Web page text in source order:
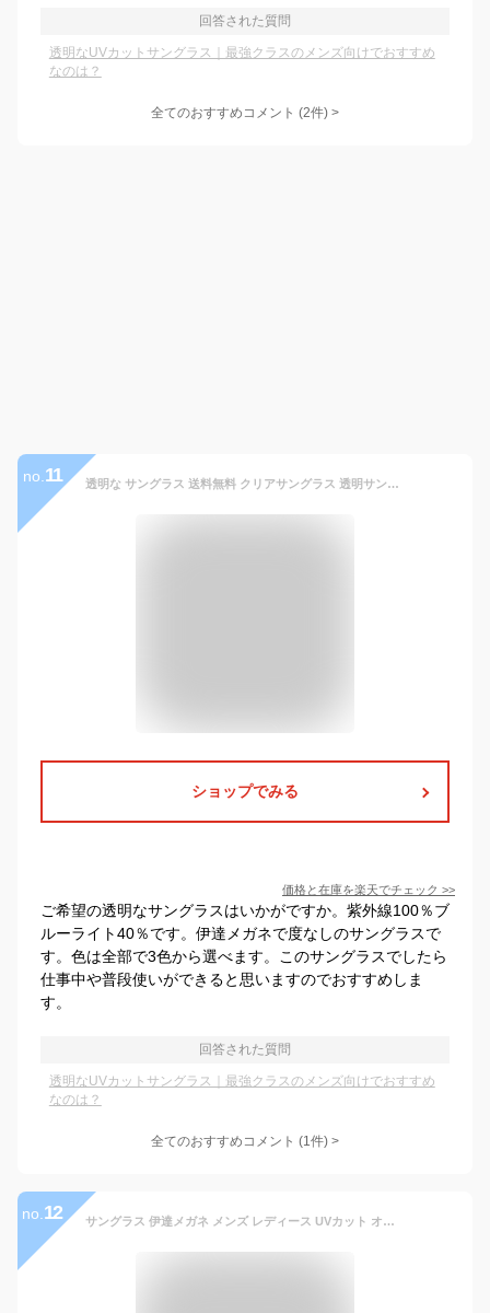
回答された質問
透明なUVカットサングラス｜最強クラスのメンズ向けでおすすめ
なのは？
全てのおすすめコメント (2件) >
no. 11 透明な サングラス 送料無料 クリアサングラス 透明サングラス 透明レンズ UVカット ブルーライトカット 紫外線カット クリア 人気 メンズ レディース 男性 女性 軽量TR-90 薄い／131
ショップでみる
価格と在庫を楽天でチェック >>
ご希望の透明なサングラスはいかがですか。紫外線100％ブ
ルーライト40％です。伊達メガネで度なしのサングラスで
す。色は全部で3色から選べます。このサングラスでしたら
仕事中や普段使いができると思いますのでおすすめしま
す。
回答された質問
透明なUVカットサングラス｜最強クラスのメンズ向けでおすすめ
なのは？
全てのおすすめコメント (1件) >
no. 12 サングラス 伊達メガネ メンズ レディース UVカット オーバル スクエア 四角 ライトカラーレンズ 薄い色 ブラック グレー スモーク ブラウン ブルー オリーブ グリーン マスタード クリアー 透明レンズ 全8色